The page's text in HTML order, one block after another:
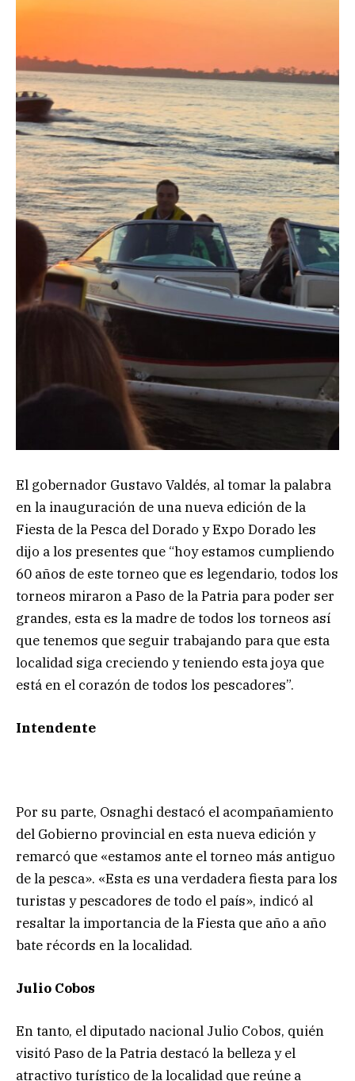
El gobernador Gustavo Valdés, al tomar la palabra
en la inauguración de una nueva edición de la
Fiesta de la Pesca del Dorado y Expo Dorado les
dijo a los presentes que “hoy estamos cumpliendo
60 años de este torneo que es legendario, todos los
torneos miraron a Paso de la Patria para poder ser
grandes, esta es la madre de todos los torneos así
que tenemos que seguir trabajando para que esta
localidad siga creciendo y teniendo esta joya que
está en el corazón de todos los pescadores”.
Intendente
Por su parte, Osnaghi destacó el acompañamiento
del Gobierno provincial en esta nueva edición y
remarcó que «estamos ante el torneo más antiguo
de la pesca». «Esta es una verdadera fiesta para los
turistas y pescadores de todo el país», indicó al
resaltar la importancia de la Fiesta que año a año
bate récords en la localidad.
Julio Cobos
En tanto, el diputado nacional Julio Cobos, quién
visitó Paso de la Patria destacó la belleza y el
atractivo turístico de la localidad que reúne a